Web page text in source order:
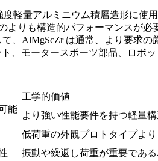
度軽量アルミニウム積層造形に使
よりも構造的パフォーマンスが必
、AlMgScZr は通常、より要求
、モータースポーツ部品、ロボ
工学的価値
能
より強い性能要件を持つ軽量
低荷重の外観プロトタイプよ
振動や繰返し荷重が重要であ